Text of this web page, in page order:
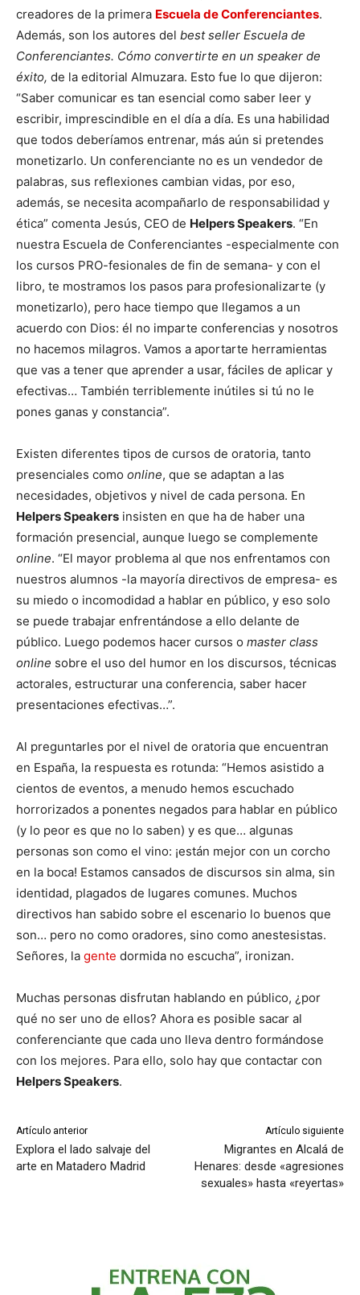
creadores de la primera Escuela de Conferenciantes.
Además, son los autores del best seller Escuela de
Conferenciantes. Cómo convertirte en un speaker de
éxito, de la editorial Almuzara. Esto fue lo que dijeron:
“Saber comunicar es tan esencial como saber leer y
escribir, imprescindible en el día a día. Es una habilidad
que todos deberíamos entrenar, más aún si pretendes
monetizarlo. Un conferenciante no es un vendedor de
palabras, sus reflexiones cambian vidas, por eso,
además, se necesita acompañarlo de responsabilidad y
ética” comenta Jesús, CEO de Helpers Speakers. “En
nuestra Escuela de Conferenciantes -especialmente con
los cursos PRO-fesionales de fin de semana- y con el
libro, te mostramos los pasos para profesionalizarte (y
monetizarlo), pero hace tiempo que llegamos a un
acuerdo con Dios: él no imparte conferencias y nosotros
no hacemos milagros. Vamos a aportarte herramientas
que vas a tener que aprender a usar, fáciles de aplicar y
efectivas… También terriblemente inútiles si tú no le
pones ganas y constancia”.
Existen diferentes tipos de cursos de oratoria, tanto
presenciales como online, que se adaptan a las
necesidades, objetivos y nivel de cada persona. En
Helpers Speakers insisten en que ha de haber una
formación presencial, aunque luego se complemente
online. “El mayor problema al que nos enfrentamos con
nuestros alumnos -la mayoría directivos de empresa- es
su miedo o incomodidad a hablar en público, y eso solo
se puede trabajar enfrentándose a ello delante de
público. Luego podemos hacer cursos o master class
online sobre el uso del humor en los discursos, técnicas
actorales, estructurar una conferencia, saber hacer
presentaciones efectivas…”.
Al preguntarles por el nivel de oratoria que encuentran
en España, la respuesta es rotunda: “Hemos asistido a
cientos de eventos, a menudo hemos escuchado
horrorizados a ponentes negados para hablar en público
(y lo peor es que no lo saben) y es que… algunas
personas son como el vino: ¡están mejor con un corcho
en la boca! Estamos cansados de discursos sin alma, sin
identidad, plagados de lugares comunes. Muchos
directivos han sabido sobre el escenario lo buenos que
son… pero no como oradores, sino como anestesistas.
Señores, la gente dormida no escucha”, ironizan.
Muchas personas disfrutan hablando en público, ¿por
qué no ser uno de ellos? Ahora es posible sacar al
conferenciante que cada uno lleva dentro formándose
con los mejores. Para ello, solo hay que contactar con
Helpers Speakers.
Artículo anterior
Explora el lado salvaje del
arte en Matadero Madrid
Artículo siguiente
Migrantes en Alcalá de
Henares: desde «agresiones
sexuales» hasta «reyertas»